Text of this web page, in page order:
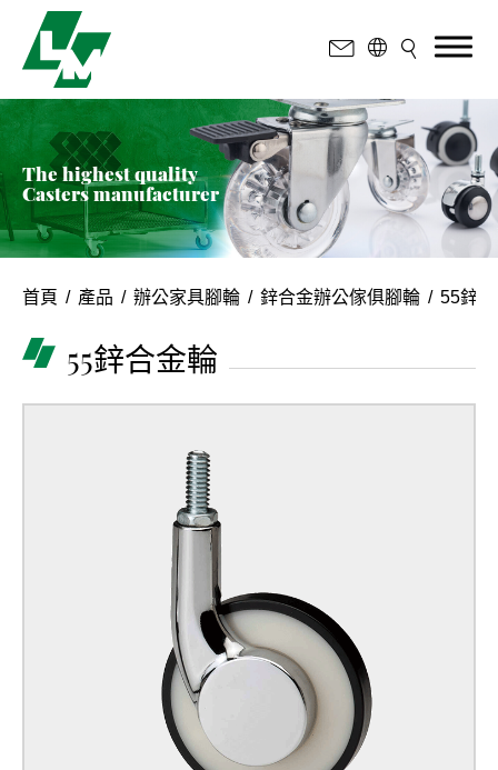
The highest quality
Casters manufacturer
首頁 產品 辦公家具腳輪 鋅合金辦公傢俱腳輪 55鋅
55鋅合金輪